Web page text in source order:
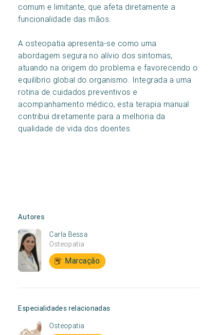
comum e limitante, que afeta diretamente a
funcionalidade das mãos.
A osteopatia apresenta-se como uma
abordagem segura no alívio dos sintomas,
atuando na origem do problema e favorecendo o
equilíbrio global do organismo. Integrada a uma
rotina de cuidados preventivos e
acompanhamento médico, esta terapia manual
contribui diretamente para a melhoria da
qualidade de vida dos doentes.
Autores
Carla Bessa
Osteopatia
Marcação
Especialidades relacionadas
Osteopatia